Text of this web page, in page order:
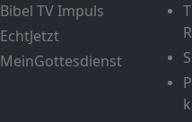
Bibel TV Impuls
EchtJetzt
MeinGottesdienst